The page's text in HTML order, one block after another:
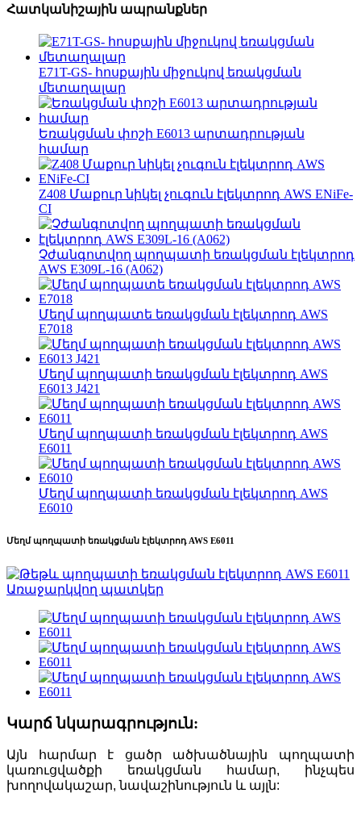
Հատկանիշային ապրանքներ
E71T-GS- հոսքային միջուկով եռակցման
մետաղալար
Եռակցման փոշի E6013 արտադրության
համար
Z408 Մաքուր նիկել չուգուն էլեկտրոդ AWS ENiFe-
CI
Չժանգոտվող պողպատի եռակցման էլեկտրոդ
AWS E309L-16 (A062)
Մեղմ պողպատե եռակցման էլեկտրոդ AWS
E7018
Մեղմ պողպատի եռակցման էլեկտրոդ AWS
E6013 J421
Մեղմ պողպատի եռակցման էլեկտրոդ AWS
E6011
Մեղմ պողպատի եռակցման էլեկտրոդ AWS
E6010
Մեղմ պողպատի եռակցման էլեկտրոդ AWS E6011
Կարճ նկարագրություն:
Այն հարմար է ցածր ածխածնային պողպատի
կառուցվածքի եռակցման համար, ինչպես
խողովակաշար, նավաշինություն և այլն: